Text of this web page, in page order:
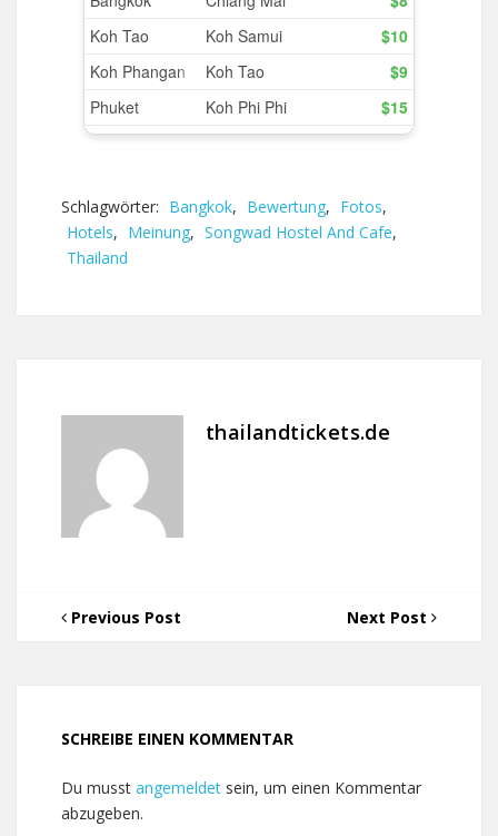
Schlagwörter: Bangkok, Bewertung, Fotos,
Hotels, Meinung, Songwad Hostel And Cafe,
Thailand
thailandtickets.de
Previous Post Next Post
SCHREIBE EINEN KOMMENTAR
Du musst angemeldet sein, um einen Kommentar
abzugeben.